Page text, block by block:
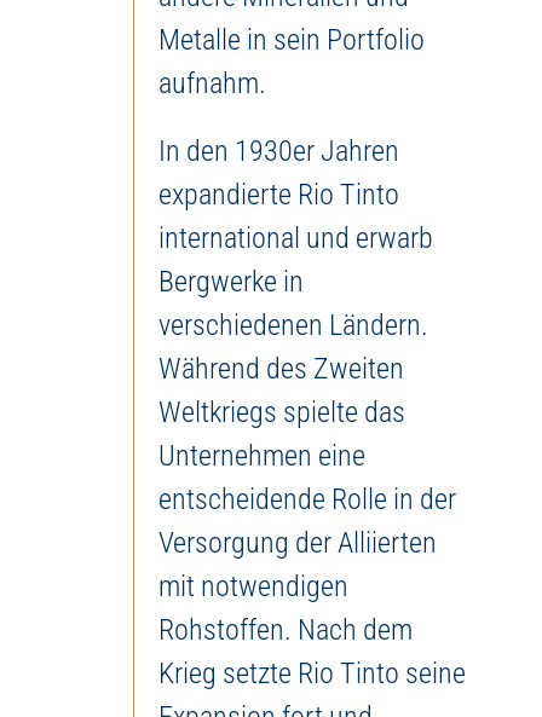
Metalle in sein Portfolio
aufnahm.
In den 1930er Jahren
expandierte Rio Tinto
international und erwarb
Bergwerke in
verschiedenen Ländern.
Während des Zweiten
Weltkriegs spielte das
Unternehmen eine
entscheidende Rolle in der
Versorgung der Alliierten
mit notwendigen
Rohstoffen. Nach dem
Krieg setzte Rio Tinto seine